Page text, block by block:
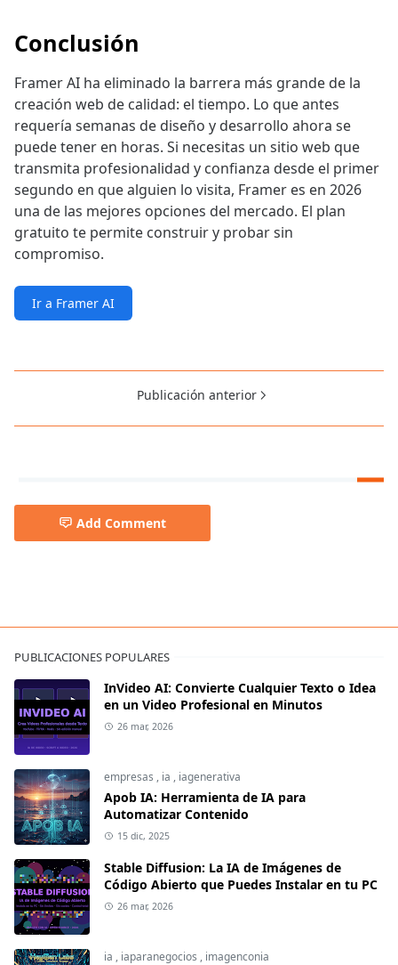
Conclusión
Framer AI ha eliminado la barrera más grande de la
creación web de calidad: el tiempo. Lo que antes
requería semanas de diseño y desarrollo ahora se
puede tener en horas. Si necesitas un sitio web que
transmita profesionalidad y confianza desde el primer
segundo en que alguien lo visita, Framer es en 2026
una de las mejores opciones del mercado. El plan
gratuito te permite construir y probar sin
compromiso.
Ir a Framer AI
Publicación anterior
Add Comment
PUBLICACIONES POPULARES
InVideo AI: Convierte Cualquier Texto o Idea
en un Video Profesional en Minutos
26 mar, 2026
empresas , ia , iagenerativa
Apob IA: Herramienta de IA para
Automatizar Contenido
15 dic, 2025
Stable Diffusion: La IA de Imágenes de
Código Abierto que Puedes Instalar en tu PC
26 mar, 2026
ia , iaparanegocios , imagenconia